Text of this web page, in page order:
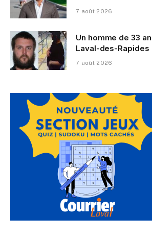
7 août 2026
Un homme de 33
Laval-des-Rapides
7 août 2026